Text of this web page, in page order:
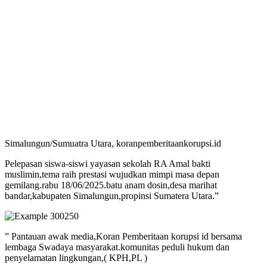
Simalungun/Sumuatra Utara, koranpemberitaankorupsi.id
Pelepasan siswa-siswi yayasan sekolah RA Amal bakti
muslimin,tema raih prestasi wujudkan mimpi masa depan
gemilang.rabu 18/06/2025.batu anam dosin,desa marihat
bandar,kabupaten Simalungun,propinsi Sumatera Utara.”
” Pantauan awak media,Koran Pemberitaan korupsi id bersama
lembaga Swadaya masyarakat.komunitas peduli hukum dan
penyelamatan lingkungan,( KPH,PL )